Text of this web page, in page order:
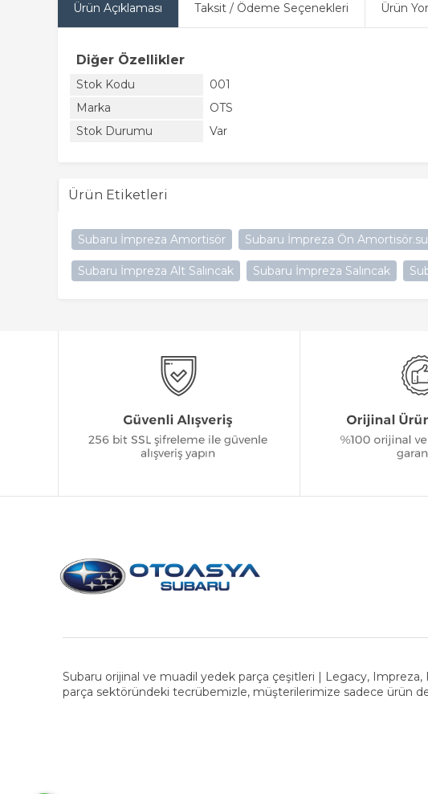
Ürün Açıklaması Taksit / Ödeme Seçenekleri Ürün
Diğer Özellikler
Stok Kodu
001
Marka
OTS
Stok Durumu
Var
Ürün Etiketleri
Subaru İmpreza Amortisör Subaru İmpreza Ön
Subaru İmpreza Alt Salıncak Subaru İmpreza Salıncak
Subaru orijinal ve muadil yedek parça çeşitleri | Legacy, Impreza,
parça sektöründeki tecrübemizle, müşterilerimize sadece ürün